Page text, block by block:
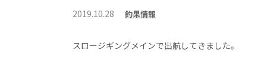
2019.10.28 釣果情報
スロージギングメインで出航してきました。